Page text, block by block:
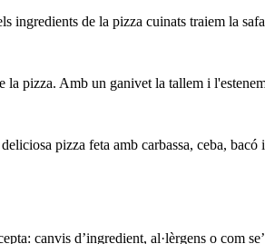
ingredients de la pizza cuinats traiem la
la pizza. Amb un ganivet la tallem i
pizza feta amb carbassa, ceba,
canvis d’ingredient, al·lèrgens o com